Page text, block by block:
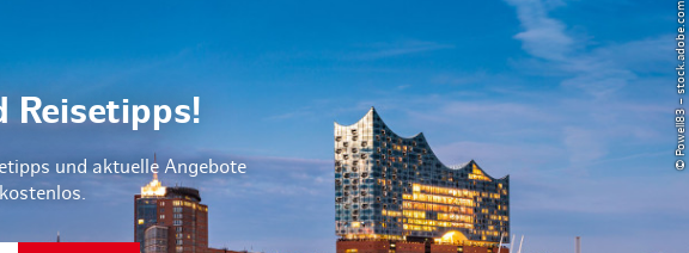
Reisetipps!
und aktuelle Angebote
© Powell83 – stock.adobe.com